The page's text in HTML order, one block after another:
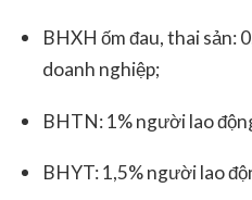
BHXH ốm đau, thai sản:
doanh nghiệp;
BHTN: 1% người lao
BHYT: 1,5% người lao